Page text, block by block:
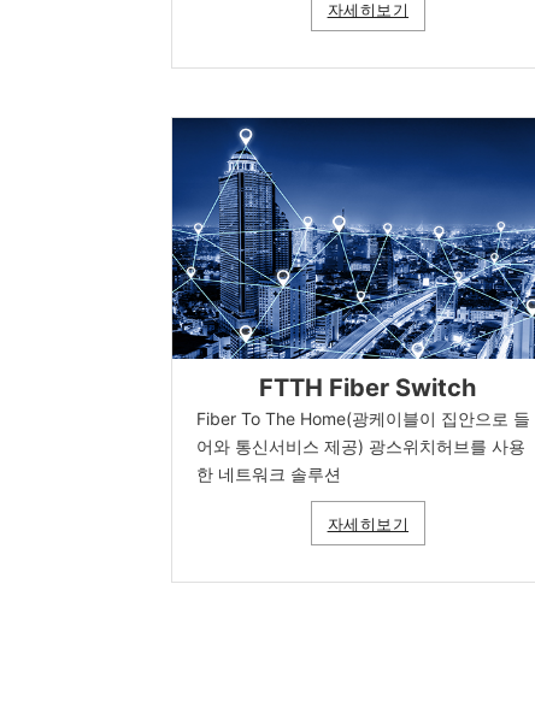
자세히보기
FTTH Fiber Switch
Fiber To The Home(광케이블이 집안으로 들
어와 통신서비스 제공) 광스위치허브를 사용
한 네트워크 솔루션
자세히보기